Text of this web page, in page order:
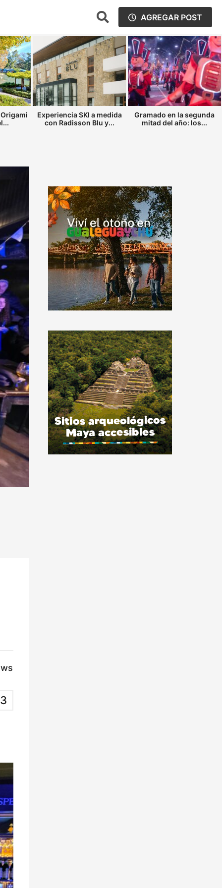
AGREGAR POST
Experiencia SKI a medida
con Radisson Blu y...
Gramado en la segunda
mitad del año: los...